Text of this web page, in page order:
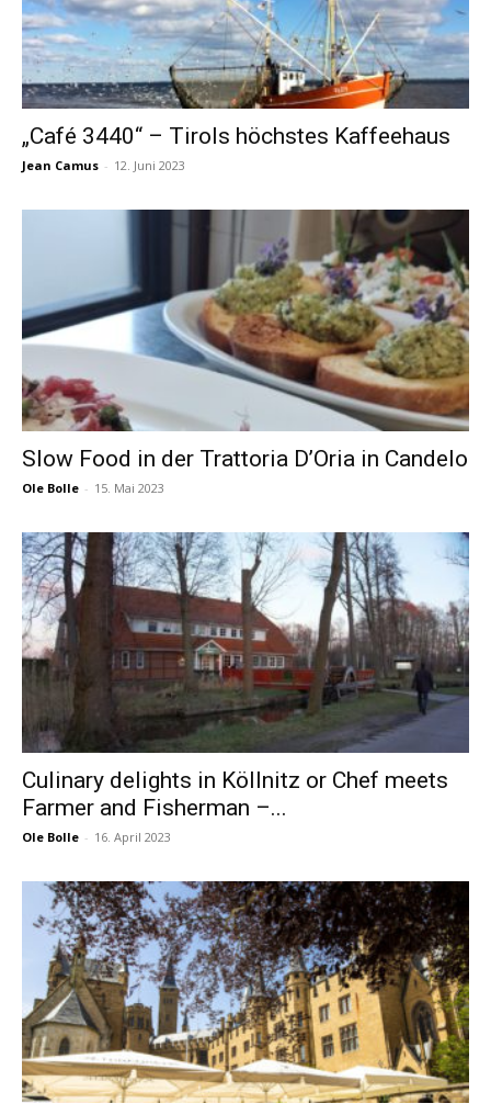
„Café 3440“ – Tirols höchstes Kaffeehaus
Jean Camus - 12. Juni 2023
Slow Food in der Trattoria D’Oria in Candelo
Ole Bolle - 15. Mai 2023
Culinary delights in Köllnitz or Chef meets
Farmer and Fisherman –...
Ole Bolle - 16. April 2023